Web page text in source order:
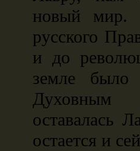
новый мир.
русского
и до
земле было
оставалась
остается и